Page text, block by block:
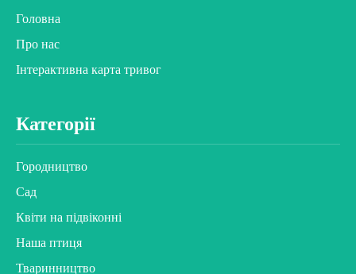
Головна
Про нас
Інтерактивна карта тривог
Категорії
Городництво
Сад
Квіти на підвіконні
Наша птиця
Тваринництво